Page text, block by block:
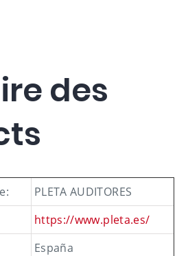
des
PLETA AUDITORES
https://www.pleta.es/
España